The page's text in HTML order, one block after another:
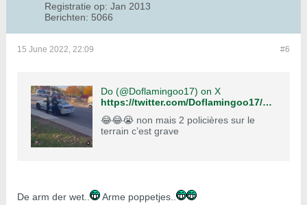
Registratie op: Jan 2013
Berichten: 5066
#6
15 June 2022, 22:09
Do (@Doflamingoo17) on X
https://twitter.com/Doflamingoo17/status/1446895356076298249
😂😂😭 non mais 2 policières sur le
terrain c’est grave
De arm der wet..
Arme poppetjes..